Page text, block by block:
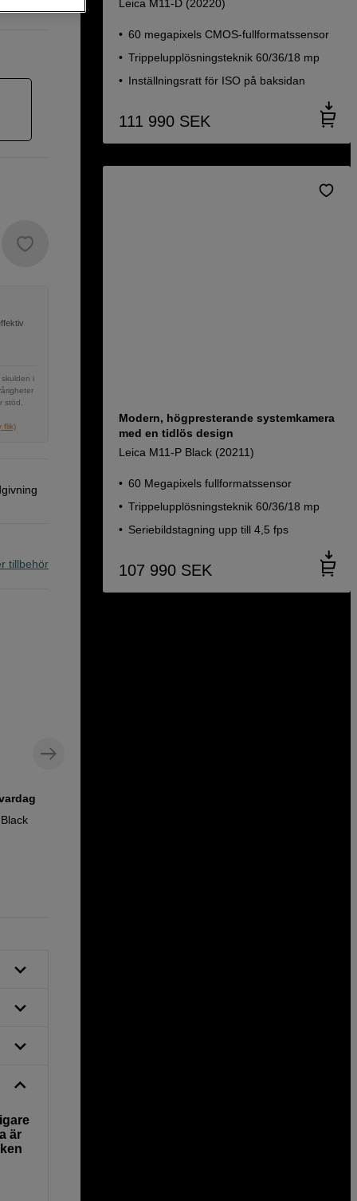
i
stöd,
flik)
tillbehör
är
Leica M11-D (20220)
60 megapixels CMOS-fullformatssensor
Trippelupplösningsteknik 60/36/18 mp
Inställningsratt för ISO på baksidan
111 990 SEK
Modern, högpresterande systemkamera
med en tidlös design
Leica M11-P Black (20211)
60 Megapixels fullformatssensor
Trippelupplösningsteknik 60/36/18 mp
Seriebildstagning upp till 4,5 fps
107 990 SEK